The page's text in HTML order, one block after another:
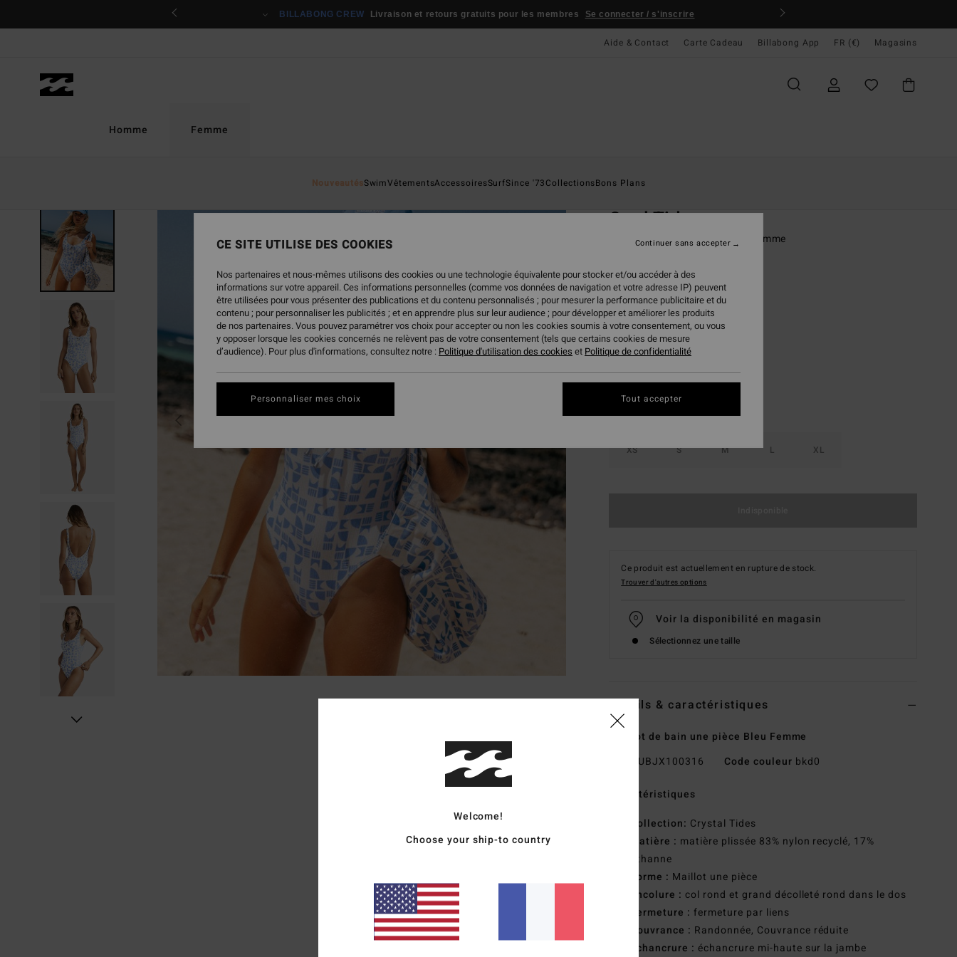
BILLABONG CREW Livraison et retours gratuits pour les membres Se connecter / s'inscrire
Aide & Contact Carte Cadeau Billabong App FR (€) Magasins
Homme Femme
NouveautésSwimVêtementsAccessoiresSurfSince '73CollectionsBons Plans
Cool Tide
Maillot de bain une pièce Bleu Femme
ECO-BONUS
95,95 €
CouleurUltra Marine
XS S M L XL
Ce produit est actuellement en rupture de stock.
Trouver d'autres options
Voir la disponibilité en magasin
Sélectionnez une taille
Details & caractéristiques
Maillot de bain une pièce Bleu Femme
UBJX100316 Code couleur bkd0
Caractéristiques
Collection: Crystal Tides
Matière : matière plissée 83% nylon recyclé, 17%
élasthanne
Forme : Maillot une pièce
Encolure : col rond et grand décolleté rond dans le dos
Fermeture : fermeture par liens
Couvrance : Randonnée, Couvrance réduite
Échancrure : échancrure mi-haute sur la jambe
Welcome!
Choose your ship-to country
CE SITE UTILISE DES COOKIES
Nos partenaires et nous-mêmes utilisons des cookies ou une technologie équivalente pour stocker et/ou accéder à des
informations sur votre appareil. Ces informations personnelles (comme vos données de navigation et votre adresse IP) peuvent
être utilisées pour vous présenter des publications et du contenu personnalisés ; pour mesurer la performance publicitaire et du
contenu ; pour personnaliser les publicités ; et en apprendre plus sur leur audience ; pour développer et améliorer les produits
de nos partenaires. Vous pouvez paramétrer vos choix pour accepter ou non les cookies soumis à votre consentement, ou vous
y opposer lorsque les cookies concernés ne relèvent pas de votre consentement (tels que certains cookies de mesure
d’audience). Pour plus d'informations, consultez notre : Politique d'utilisation des cookies et Politique de confidentialité
Personnaliser mes choix
Continuer sans accepter
Tout accepter